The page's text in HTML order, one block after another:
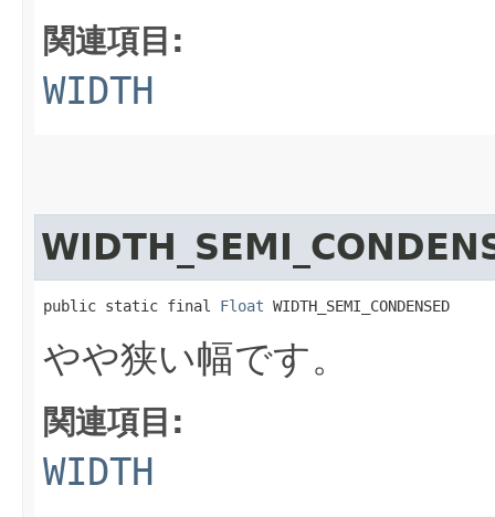
関連項目:
WIDTH
public static final Float WIDTH_SEMI_CONDENSED
やや狭い幅です。
関連項目:
WIDTH